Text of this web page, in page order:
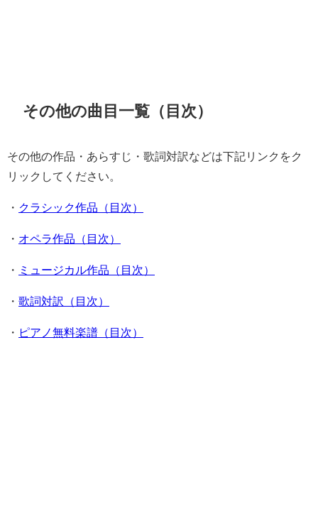
その他の曲目一覧（目次）
その他の作品・あらすじ・歌詞対訳などは下記リンクをク
リックしてください。
・ クラシック作品（目次）
・ オペラ作品（目次）
・ ミュージカル作品（目次）
・ 歌詞対訳（目次）
・ ピアノ無料楽譜（目次）